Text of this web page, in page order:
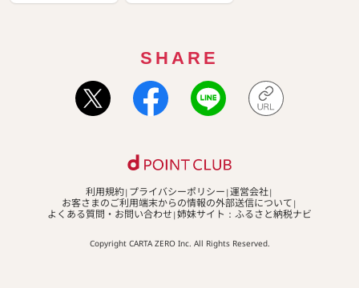
SHARE
利用規約 プライバシーポリシー 運営会社
お客さまのご利用端末からの情報の外部送信について
よくある質問・お問い合わせ 姉妹サイト：ふるさと納税ナビ
Copyright CARTA ZERO Inc. All Rights Reserved.